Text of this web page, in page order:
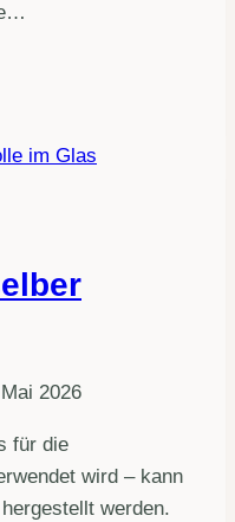
2026
für die
wird – kann
werden.